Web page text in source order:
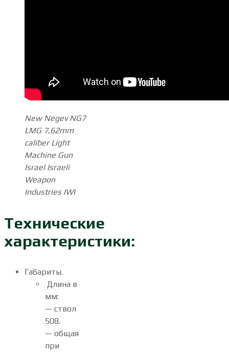
New Negev NG7
LMG 7,62mm
caliber Light
Machine Gun
Israel Israeli
Weapon
Industries IWI
Технические
характеристики:
Габариты.
Длина в
мм:
— ствол
508.
— общая
при